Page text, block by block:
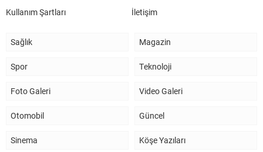
Kullanım Şartları
İletişim
Sağlık Magazin
Spor Teknoloji
Foto Galeri Video Galeri
Otomobil Güncel
Sinema Köşe Yazıları